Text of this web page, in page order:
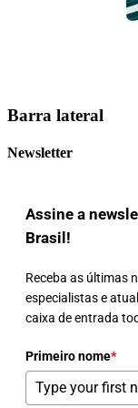
Barra lateral
Newsletter
Assine a
Brasil!
Receba as últimas
especialistas e
caixa de entrada
Primeiro nome*